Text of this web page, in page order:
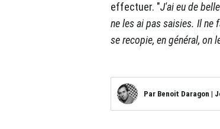
effectuer. "J'ai eu de
ne les ai pas saisies. Il ne
se recopie, en général, on
Par Benoit Daragon |